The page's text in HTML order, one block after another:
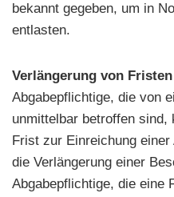
bekannt gegeben, um in
entlasten.
Verlängerung von Fristen
Abgabepflichtige, die von
unmittelbar betroffen sind,
Frist zur Einreichung
die Verlängerung einer
Abgabepflichtige, die eine